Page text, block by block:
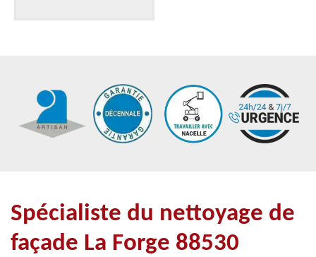
Spécialiste du nettoyage de
façade La Forge 88530